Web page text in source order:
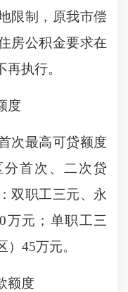
制，原我市偿
房公积金要求在
执行。
度
最高可贷额度
首次、二次贷
双职工三元、永
万元；单职工三
45万元。
额度